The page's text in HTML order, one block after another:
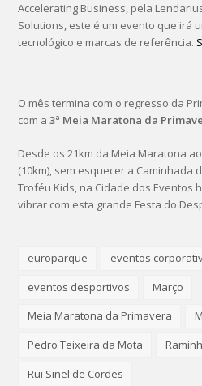
Accelerating Business, pela
Solutions, este é um evento que irá
tecnológico e marcas de referência.
O mês termina com o regresso da
com a3ª Meia Maratona da
Desde os 21km da Meia Maratona
(10km), sem esquecer a Caminhada
Troféu Kids, na Cidade dos Eventos
vibrar com esta grande Festa do
europarque
eventos
eventos desportivos
Março
Meia Maratona da Primavera
Pedro Teixeira da Mota
Rui Sinel de Cordes